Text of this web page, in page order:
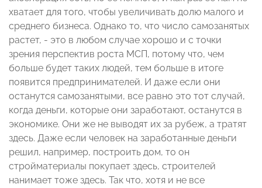
хватает для того, чтобы увеличивать долю малого и
среднего бизнеса. Однако то, что число самозанятых
растет, - это в любом случае хорошо и с точки
зрения перспектив роста МСП, потому что, чем
больше будет таких людей, тем больше в итоге
появится предпринимателей. И даже если они
останутся самозанятыми, все равно это тот случай,
когда деньги, которые они заработают, останутся в
экономике. Они же не выводят их за рубеж, а тратят
здесь. Даже если человек на заработанные деньги
решил, например, построить дом, то он
стройматериалы покупает здесь, строителей
нанимает тоже здесь. Так что, хотя и не все